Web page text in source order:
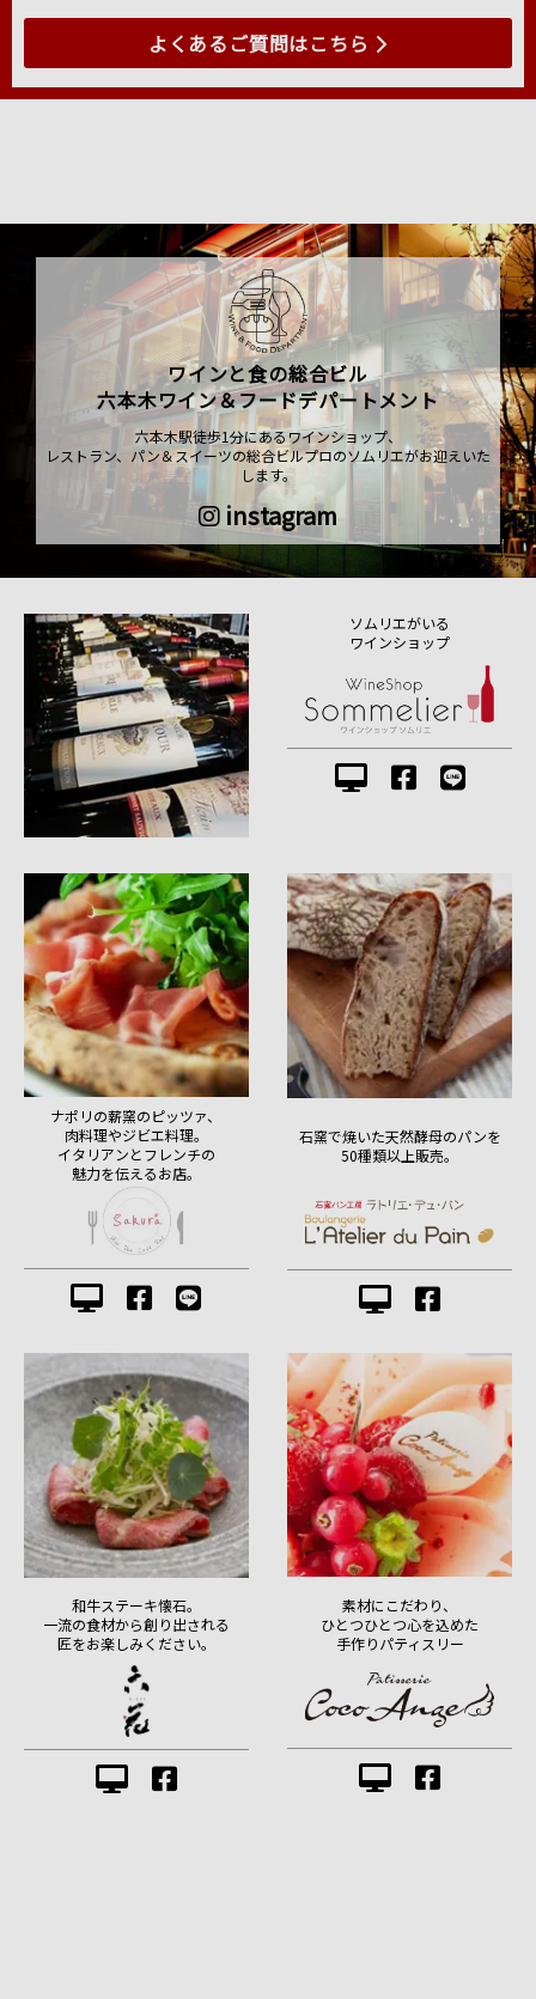
よくあるご質問はこちら
ワインと食の総合ビル
六本木ワイン＆フードデパートメント
六本木駅徒歩1分にあるワインショップ、
レストラン、パン＆スイーツの総合ビルプロのソムリエがお迎えいた
します。
instagram
ソムリエがいる
ワインショップ
ナポリの薪窯のピッツァ、
肉料理やジビエ料理。
イタリアンとフレンチの
魅力を伝えるお店。
石窯で焼いた天然酵母のパンを
50種類以上販売。
和牛ステーキ懐石。
一流の食材から創り出される
匠をお楽しみください。
素材にこだわり、
ひとつひとつ心を込めた
手作りパティスリー